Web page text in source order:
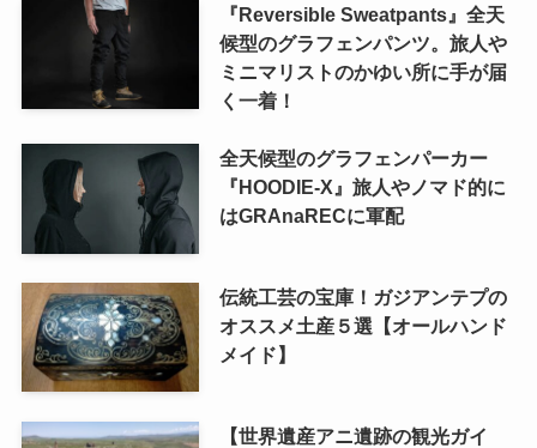
『Reversible Sweatpants』全天
候型のグラフェンパンツ。旅人や
ミニマリストのかゆい所に手が届
く一着！
全天候型のグラフェンパーカー
『HOODIE-X』旅人やノマド的に
はGRAnaRECに軍配
伝統工芸の宝庫！ガジアンテプの
オススメ土産５選【オールハンド
メイド】
【世界遺産アニ遺跡の観光ガイ